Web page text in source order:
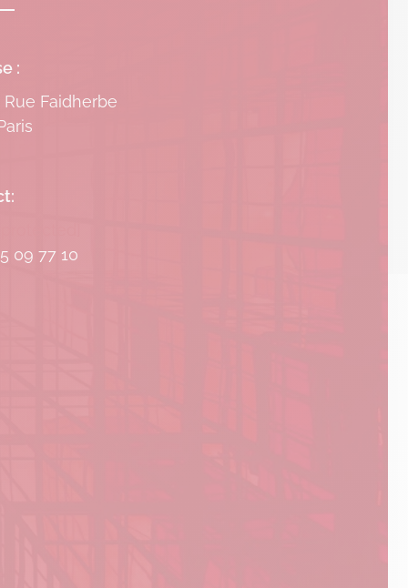
:
Rue Faidherbe
09 77 10